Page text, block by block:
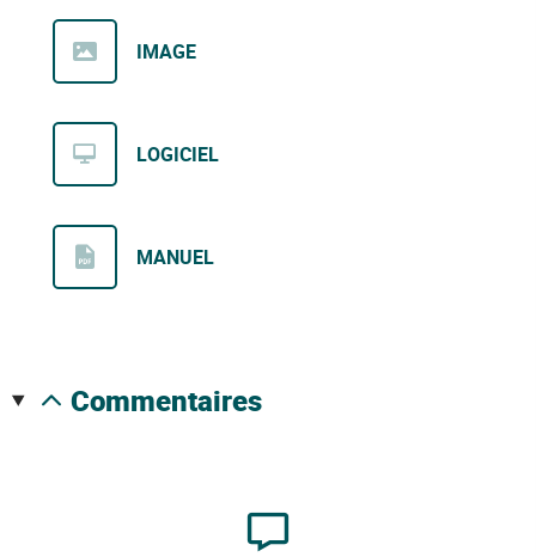
IMAGE
LOGICIEL
MANUEL
commentaires